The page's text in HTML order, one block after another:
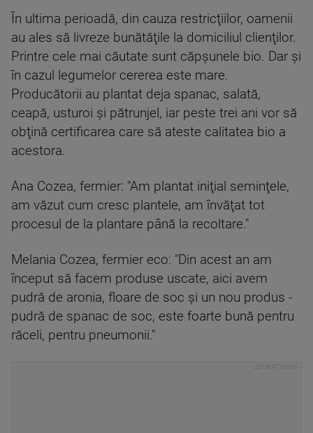
În ultima perioadă, din cauza restricţiilor, oamenii
au ales să livreze bunătăţile la domiciliul clienţilor.
Printre cele mai căutate sunt căpşunele bio. Dar şi
în cazul legumelor cererea este mare.
Producătorii au plantat deja spanac, salată,
ceapă, usturoi şi pătrunjel, iar peste trei ani vor să
obţină certificarea care să ateste calitatea bio a
acestora.
Ana Cozea, fermier: "Am plantat iniţial seminţele,
am văzut cum cresc plantele, am învăţat tot
procesul de la plantare până la recoltare."
Melania Cozea, fermier eco: "Din acest an am
început să facem produse uscate, aici avem
pudră de aronia, floare de soc şi un nou produs -
pudră de spanac de soc, este foarte bună pentru
răceli, pentru pneumonii."